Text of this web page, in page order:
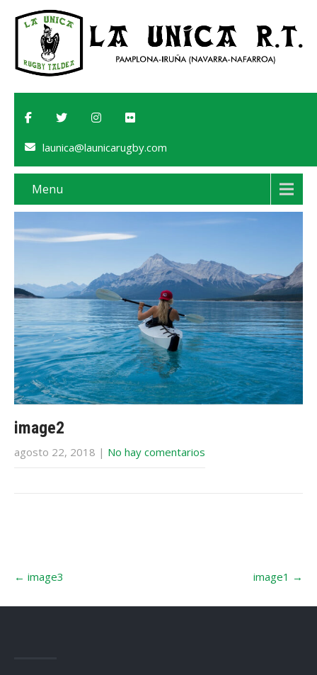
launica@launicarugby.com
Menu
image2
agosto 22, 2018 | No hay comentarios
← image3 image1 →